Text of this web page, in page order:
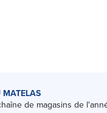
MATELAS
de magasins de